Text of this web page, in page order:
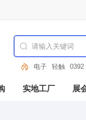
电子 轻触 0392
实地工厂 展